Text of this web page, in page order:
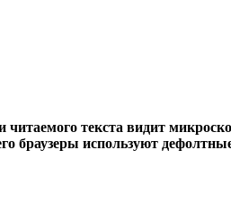
текста видит
используют